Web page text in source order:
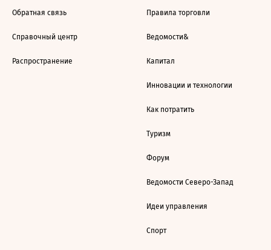
Обратная связь
Справочный центр
Распространение
Правила торговли
Ведомости&
Капитал
Инновации и технологии
Как потратить
Туризм
Форум
Ведомости Северо-Запад
Идеи управления
Спорт